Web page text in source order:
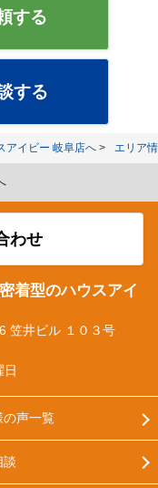
する
する
アイビー 岐阜店へ エリア
わせ
着型のハウスアイ
笠井ビル １０３号
日
の声一覧
談